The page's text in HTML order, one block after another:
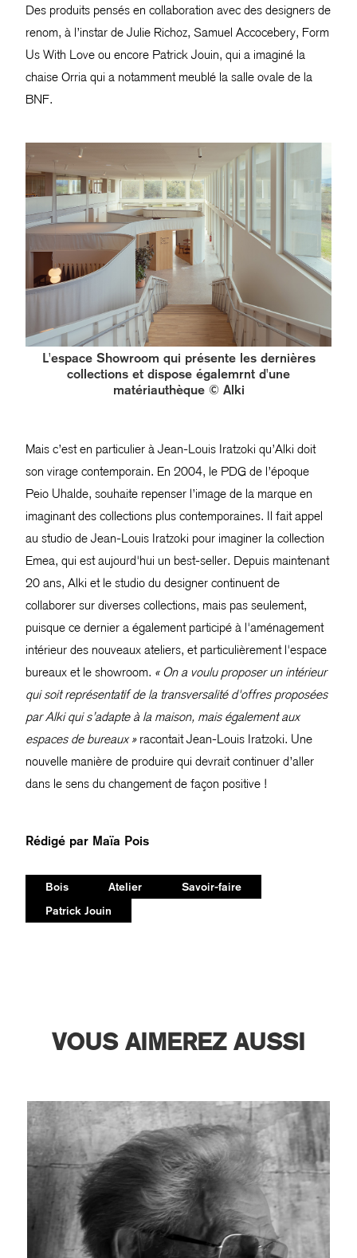
Des produits pensés en collaboration avec des designers de
renom, à l’instar de Julie Richoz, Samuel Accocebery, Form
Us With Love ou encore Patrick Jouin, qui a imaginé la
chaise Orria qui a notamment meublé la salle ovale de la
BNF.
L'espace Showroom qui présente les dernières
collections et dispose égalemrnt d'une
matériauthèque © Alki
Mais c’est en particulier à Jean-Louis Iratzoki qu’Alki doit
son virage contemporain. En 2004, le PDG de l’époque
Peio Uhalde, souhaite repenser l’image de la marque en
imaginant des collections plus contemporaines. Il fait appel
au studio de Jean-Louis Iratzoki pour imaginer la collection
Emea, qui est aujourd'hui un best-seller. Depuis maintenant
20 ans, Alki et le studio du designer continuent de
collaborer sur diverses collections, mais pas seulement,
puisque ce dernier a également participé à l'aménagement
intérieur des nouveaux ateliers, et particulièrement l'espace
bureaux et le showroom. « On a voulu proposer un intérieur
qui soit représentatif de la transversalité d'offres proposées
par Alki qui s’adapte à la maison, mais également aux
espaces de bureaux »racontait Jean-Louis Iratzoki. Une
nouvelle manière de produire qui devrait continuer d’aller
dans le sens du changement de façon positive !
Rédigé par Maïa Pois
Bois Atelier
Savoir-faire
Patrick Jouin
VOUS AIMEREZ AUSSI